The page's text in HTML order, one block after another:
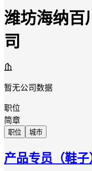
潍坊海纳百
司
暂无公司数据
职位
简章
职位 城市
产品专员（鞋子